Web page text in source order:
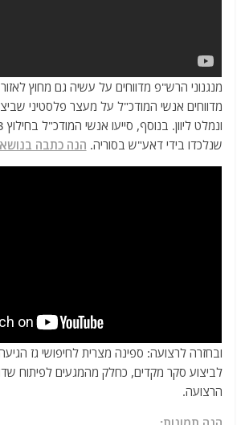
מנגנוני הרש"פ מדווחים על עשיה גם מחוץ
מדווחים אנשי המודכ"ל על מעצר פלסטיני
שנלכדו בידי דאע"ש בסוריה. הנה כתבה
ובחזרה לרצועה: ספינה מצרית לחיפושי גז
לביצוע סקר מקדים, כחלק מהמגעים לפיתוח
הרצועה.